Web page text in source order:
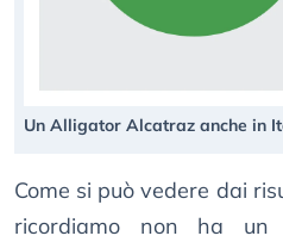
Un Alligator Alcatraz anche in
Come si può vedere dai
ricordiamo non ha un